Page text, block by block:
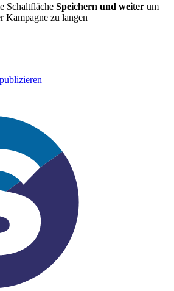
Schaltfläche Speichern und weiter um
Kampagne zu langen